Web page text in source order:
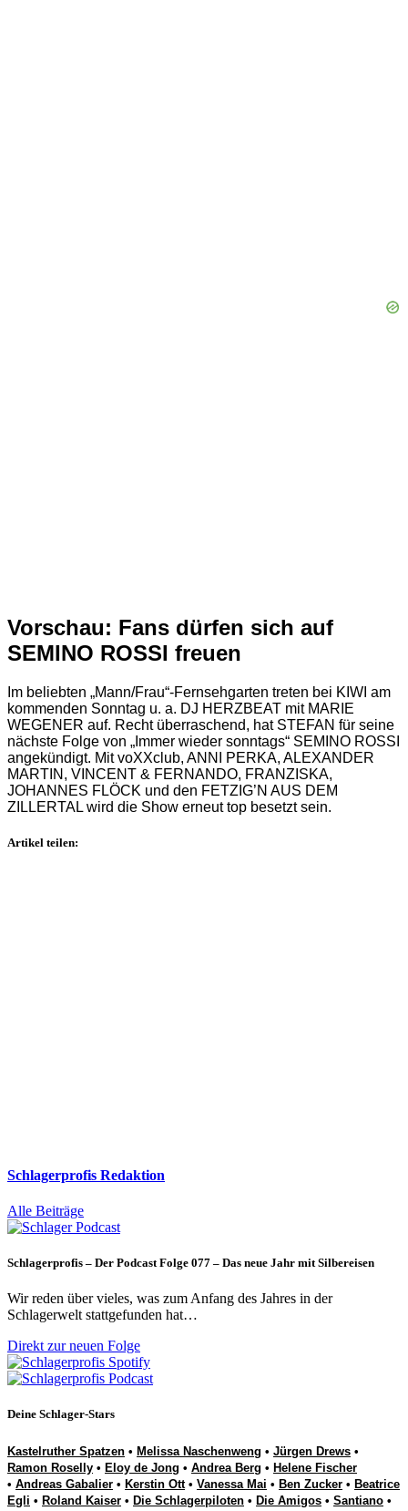
Vorschau: Fans dürfen sich auf
SEMINO ROSSI freuen
Im beliebten „Mann/Frau“-Fernsehgarten treten bei KIWI am
kommenden Sonntag u. a. DJ HERZBEAT mit MARIE
WEGENER auf. Recht überraschend, hat STEFAN für seine
nächste Folge von „Immer wieder sonntags“ SEMINO ROSSI
angekündigt. Mit voXXclub, ANNI PERKA, ALEXANDER
MARTIN, VINCENT & FERNANDO, FRANZISKA,
JOHANNES FLÖCK und den FETZIG’N AUS DEM
ZILLERTAL wird die Show erneut top besetzt sein.
Artikel teilen:
Schlagerprofis Redaktion
Alle Beiträge
Schlagerprofis – Der Podcast Folge 077 – Das neue Jahr mit Silbereisen
Wir reden über vieles, was zum Anfang des Jahres in der
Schlagerwelt stattgefunden hat…
Direkt zur neuen Folge
Deine Schlager-Stars
Kastelruther Spatzen • Melissa Naschenweng • Jürgen Drews •
Ramon Roselly • Eloy de Jong • Andrea Berg • Helene Fischer
• Andreas Gabalier • Kerstin Ott• Vanessa Mai • Ben Zucker • Beatrice
Egli • Roland Kaiser • Die Schlagerpiloten • Die Amigos • Santiano •